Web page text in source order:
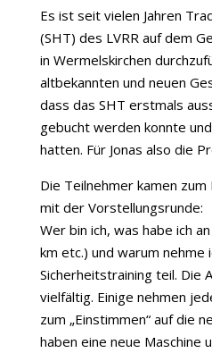
Es ist seit vielen Jahren
(SHT) des LVRR auf dem
in Wermelskirchen
altbekannten und neuen
dass das SHT erstmals
gebucht werden konnte
hatten. Für Jonas also die
Die Teilnehmer kamen zum
mit der Vorstellungsrunde:
Wer bin ich, was habe ich
km etc.) und warum nehme
Sicherheitstraining teil. Die
vielfältig. Einige nehmen
zum „Einstimmen“ auf die
haben eine neue Maschine